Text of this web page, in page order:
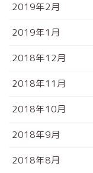
2019年2月
2019年1月
2018年12月
2018年11月
2018年10月
2018年9月
2018年8月